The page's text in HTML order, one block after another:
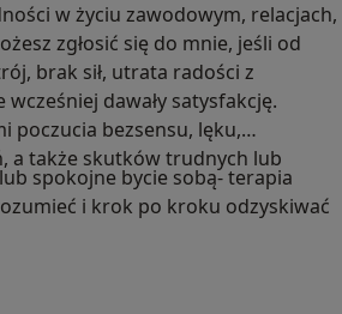
w życiu zawodowym, relacjach,
zgłosić się do mnie, jeśli od
brak sił, utrata radości z
dawały satysfakcję.
poczucia bezsensu, lęku,
a także skutków trudnych lub
spokojne bycie sobą- terapia
i krok po kroku odzyskiwać